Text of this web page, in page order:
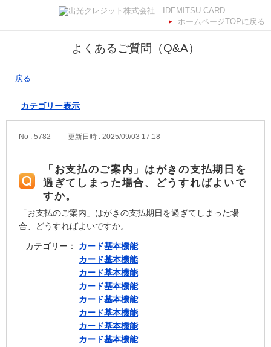
ホームページTOPに戻る
よくあるご質問（Q&A）
戻る
カテゴリー表示
No : 5782 更新日時 : 2025/09/03 17:18
「お支払のご案内」はがきの支払期日を
過ぎてしまった場合、どうすればよいで
すか。
「お支払のご案内」はがきの支払期日を過ぎてしまった場
合、どうすればよいですか。
カテゴリー：
カード基本機能
カード基本機能
カード基本機能
カード基本機能
カード基本機能
カード基本機能
カード基本機能
カード基本機能